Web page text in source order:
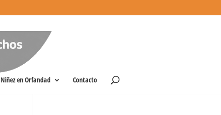
Niñez en Orfandad Contacto